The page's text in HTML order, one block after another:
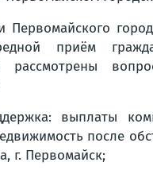
Первомайского
приём
рассмотрены
выплаты
после
г. Первомайск;